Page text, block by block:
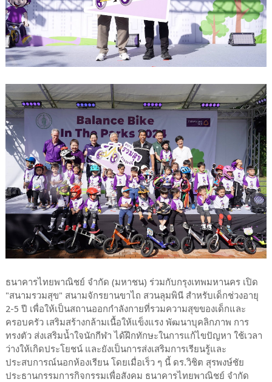
ธนาคารไทยพาณิชย์ จำกัด (มหาชน) ร่วมกับกรุงเทพมหานคร เปิด
"สนามรวมสุข" สนามจักรยานขาไถ สวนลุมพินี สำหรับเด็กช่วงอายุ
2-5 ปี เพื่อให้เป็นสถานออกกำลังกายที่รวมความสุขของเด็กและ
ครอบครัว เสริมสร้างกล้ามเนื้อให้แข็งแรง พัฒนาบุคลิกภาพ การ
ทรงตัว ส่งเสริมน้ำใจนักกีฬา ได้ฝึกทักษะในการแก้ไขปัญหา ใช้เวลา
ว่างให้เกิดประโยชน์ และยังเป็นการส่งเสริมการเรียนรู้และ
ประสบการณ์นอกห้องเรียน โดยเมื่อเร็ว ๆ นี้ ดร.วิชิต สุรพงษ์ชัย
ประธานกรรมการกิจกรรมเพื่อสังคม ธนาคารไทยพาณิชย์ จำกัด